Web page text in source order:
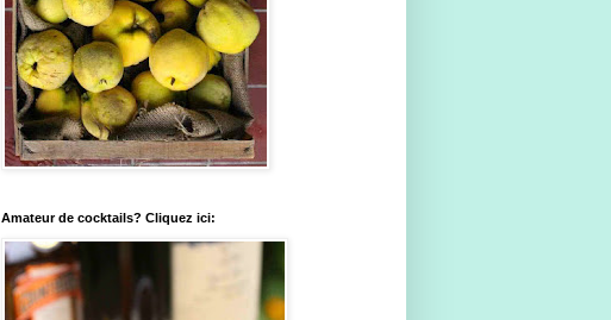
Amateur de cocktails? Cliquez ici: